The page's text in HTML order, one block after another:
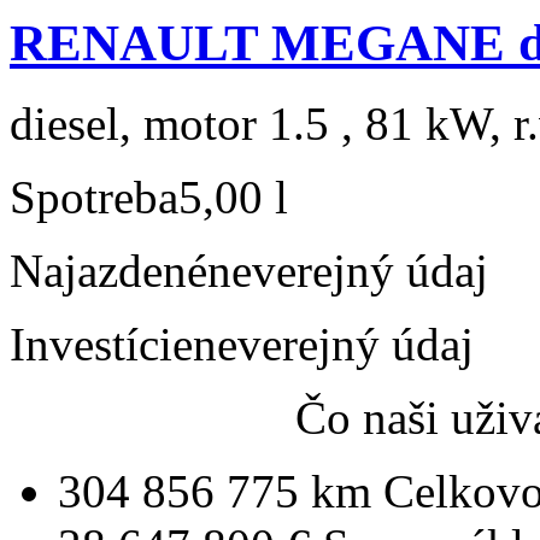
RENAULT MEGANE
diesel, motor 1.5 , 81 kW,
Spotreba5,00 l
Najazdenéneverejný údaj
Investícieneverejný údaj
Čo naši
304 856 775 km